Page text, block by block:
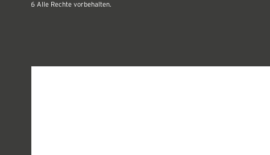
© 2026 Alle Rechte vorbehalten.